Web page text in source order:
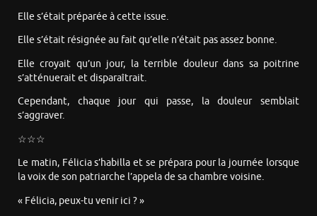
Elle s’était préparée à cette issue.
Elle s’était résignée au fait qu’elle n’était pas assez bonne.
Elle croyait qu’un jour, la terrible douleur dans sa poitrine
s’atténuerait et disparaîtrait.
Cependant, chaque jour qui passe, la douleur semblait
s’aggraver.
☆☆☆
Le matin, Félicia s’habilla et se prépara pour la journée lorsque
la voix de son patriarche l’appela de sa chambre voisine.
« Félicia, peux-tu venir ici ? »